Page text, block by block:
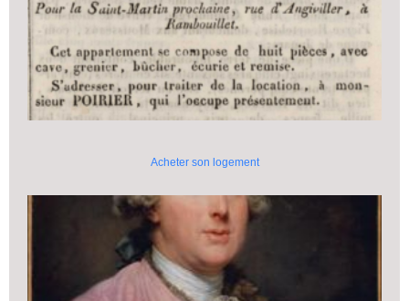
Acheter son logement